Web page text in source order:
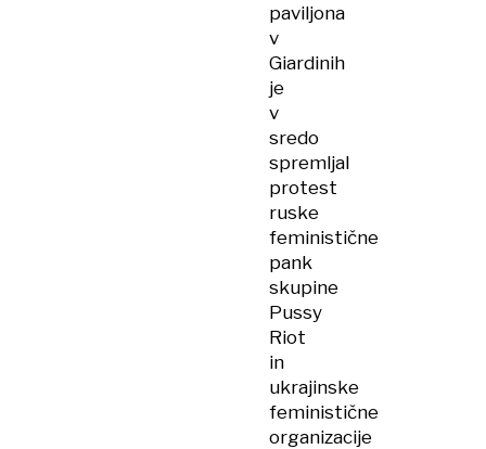
paviljona
v
Giardinih
je
v
sredo
spremljal
protest
ruske
feministične
pank
skupine
Pussy
Riot
in
ukrajinske
feministične
organizacije